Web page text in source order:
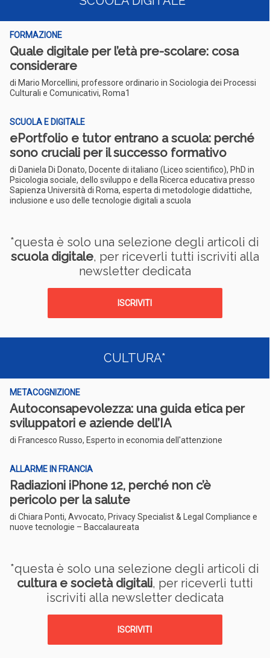
FORMAZIONE
Quale digitale per l’età pre-scolare: cosa
considerare
di Mario Morcellini, professore ordinario in Sociologia dei Processi
Culturali e Comunicativi, Roma1
SCUOLA E DIGITALE
ePortfolio e tutor entrano a scuola: perché
sono cruciali per il successo formativo
di Daniela Di Donato, Docente di italiano (Liceo scientifico), PhD in
Psicologia sociale, dello sviluppo e della Ricerca educativa presso
Sapienza Università di Roma, esperta di metodologie didattiche,
inclusione e uso delle tecnologie digitali a scuola
*questa è solo una selezione degli articoli di
scuola digitale, per riceverli tutti iscriviti alla
newsletter dedicata
ISCRIVITI
CULTURA*
METACOGNIZIONE
Autoconsapevolezza: una guida etica per
sviluppatori e aziende dell’IA
di Francesco Russo, Esperto in economia dell'attenzione
ALLARME IN FRANCIA
Radiazioni iPhone 12, perché non c’è
pericolo per la salute
di Chiara Ponti, Avvocato, Privacy Specialist & Legal Compliance e
nuove tecnologie – Baccalaureata
*questa è solo una selezione degli articoli di
cultura e società digitali, per riceverli tutti
iscriviti alla newsletter dedicata
ISCRIVITI